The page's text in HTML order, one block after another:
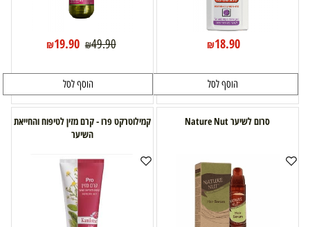
₪18.90
הוסף לסל
₪49.90
₪19.90
הוסף לסל
סרום לשיער Nature Nut
קמילוטרקט פרו - קרם מזין לטיפוח והחייאת
השיער